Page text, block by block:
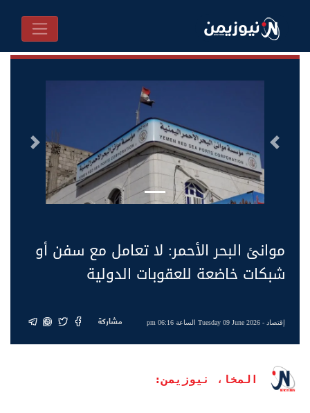
السابق التالى
موانئ البحر الأحمر: لا تعامل مع سفن أو
شبكات خاضعة للعقوبات الدولية
إقتصاد - Tuesday 09 June 2026 الساعة 06:16 pm مشاركة
المخا، نيوزيمن: